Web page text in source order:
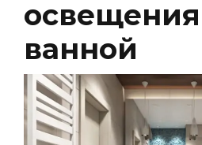
ванной